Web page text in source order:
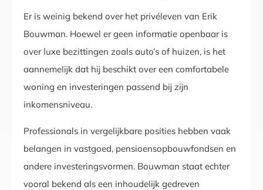
Er is weinig bekend over het privéleven van Erik
Bouwman. Hoewel er geen informatie openbaar is
over luxe bezittingen zoals auto’s of huizen, is het
aannemelijk dat hij beschikt over een comfortabele
woning en investeringen passend bij zijn
inkomensniveau.
Professionals in vergelijkbare posities hebben vaak
belangen in vastgoed, pensioensopbouwfondsen en
andere investeringsvormen. Bouwman staat echter
vooral bekend als een inhoudelijk gedreven